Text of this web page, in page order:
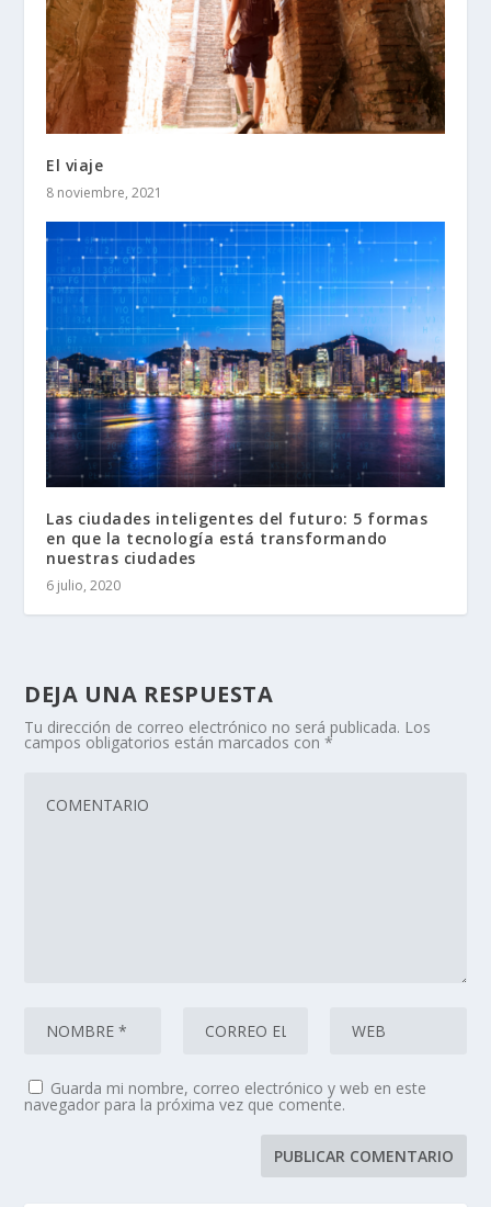
El viaje
8 noviembre, 2021
Las ciudades inteligentes del futuro: 5 formas
en que la tecnología está transformando
nuestras ciudades
6 julio, 2020
DEJA UNA RESPUESTA
Tu dirección de correo electrónico no será publicada. Los
campos obligatorios están marcados con*
Guarda mi nombre, correo electrónico y web en este
navegador para la próxima vez que comente.